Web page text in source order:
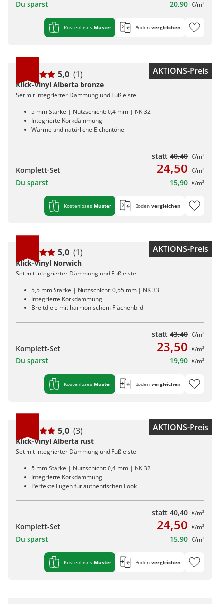
Du sparst 20,90 €/m²
Kostenloses Muster Boden vergleichen
AKTIONS-Preis
5,0 (1)
Klick-Vinyl Alberta bronze
Set mit integrierter Dämmung und Fußleiste
5 mm Stärke | Nutzschicht: 0,4 mm | NK 32
Integrierte Korkdämmung
Warme und natürliche Eichentöne
statt 40,40 €/m²
Komplett-Set 24,50 €/m²
Du sparst 15,90 €/m²
Kostenloses Muster Boden vergleichen
AKTIONS-Preis
5,0 (1)
Klick-Vinyl Norwich
Set mit integrierter Dämmung und Fußleiste
5,5 mm Stärke | Nutzschicht: 0,55 mm | NK 33
Integrierte Korkdämmung
Breitdiele mit harmonischem Flächenbild
statt 43,40 €/m²
Komplett-Set 23,50 €/m²
Du sparst 19,90 €/m²
Kostenloses Muster Boden vergleichen
AKTIONS-Preis
5,0 (3)
Klick-Vinyl Alberta rust
Set mit integrierter Dämmung und Fußleiste
5 mm Stärke | Nutzschicht: 0,4 mm | NK 32
Integrierte Korkdämmung
Perfekte Fugen für authentischen Look
statt 40,40 €/m²
Komplett-Set 24,50 €/m²
Du sparst 15,90 €/m²
Kostenloses Muster Boden vergleichen